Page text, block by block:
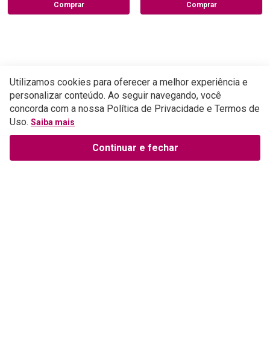
Comprar Comprar
Utilizamos cookies para oferecer a melhor experiência e
personalizar conteúdo. Ao seguir navegando, você
concorda com a nossa Política de Privacidade e Termos de
Uso. Saiba mais
Continuar e fechar